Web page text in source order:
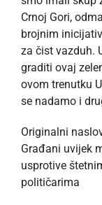
Crnoj Gori,
brojnim
za čist vazduh.
graditi ovaj
ovom trenutku
se nadamo i
Originalni
Građani uvijek
usprotive
političarima